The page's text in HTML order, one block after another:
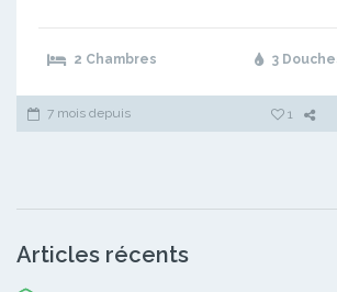
2 Chambres 3
7 mois depuis 1
Articles récents